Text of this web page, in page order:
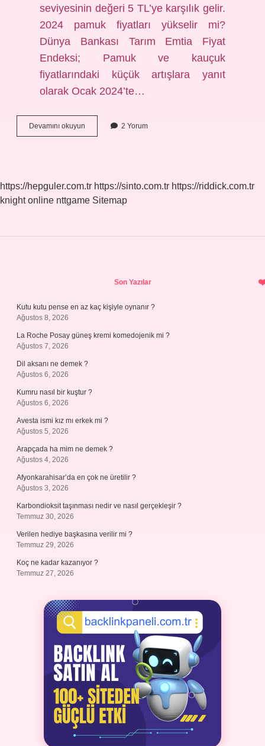
seviyesinin değeri 5 TL’ye karşılık gelir.
2024 pamuk fiyatları yükselir mi?
Dünya Bankası Tarım Emtia Fiyat
Endeksi; Pamuk ve kauçuk
fiyatlarındaki küçük artışlara yanıt
olarak Ocak 2024’te…
Devamını okuyun
Pamuk
2 Yorum
https://hepguler.com.tr https://sinto.com.tr https://riddick.com.tr
knight online nttgame Sitemap
Son Yazılar
Kutu kutu pense en az kaç kişiyle oynanır ?
Ağustos 8, 2026
La Roche Posay güneş kremi komedojenik mi ?
Ağustos 7, 2026
Dil aksanı ne demek ?
Ağustos 6, 2026
Kumru nasıl bir kuştur ?
Ağustos 6, 2026
Avesta ismi kız mı erkek mi ?
Ağustos 5, 2026
Arapçada ha mim ne demek ?
Ağustos 4, 2026
Afyonkarahisar’da en çok ne üretilir ?
Ağustos 3, 2026
Karbondioksit taşınması nedir ve nasıl gerçekleşir ?
Temmuz 30, 2026
Verilen hediye başkasına verilir mi ?
Temmuz 29, 2026
Koç ne kadar kazanıyor ?
Temmuz 27, 2026